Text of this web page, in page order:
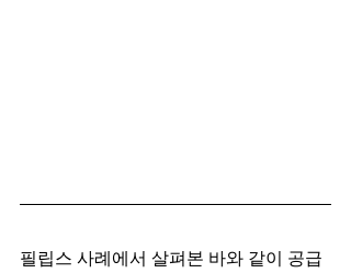
필립스 사례에서 살펴본 바와 같이 공급